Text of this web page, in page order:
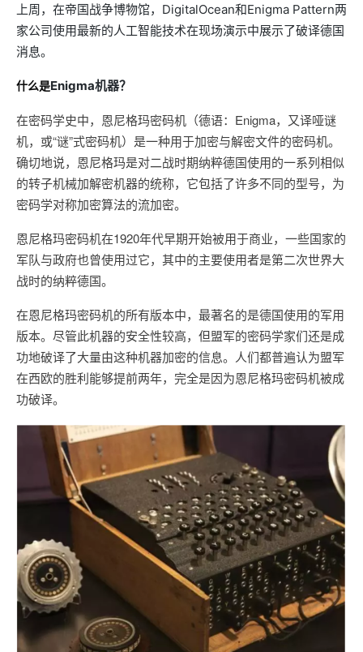
上周，在帝国战争博物馆，DigitalOcean和Enigma Pattern两
家公司使用最新的人工智能技术在现场演示中展示了破译德国
消息。
什么是Enigma机器？
在密码学史中，恩尼格玛密码机（德语：Enigma，又译哑谜
机，或“谜”式密码机）是一种用于加密与解密文件的密码机。
确切地说，恩尼格玛是对二战时期纳粹德国使用的一系列相似
的转子机械加解密机器的统称，它包括了许多不同的型号，为
密码学对称加密算法的流加密。
恩尼格玛密码机在1920年代早期开始被用于商业，一些国家的
军队与政府也曾使用过它，其中的主要使用者是第二次世界大
战时的纳粹德国。
在恩尼格玛密码机的所有版本中，最著名的是德国使用的军用
版本。尽管此机器的安全性较高，但盟军的密码学家们还是成
功地破译了大量由这种机器加密的信息。人们都普遍认为盟军
在西欧的胜利能够提前两年，完全是因为恩尼格玛密码机被成
功破译。